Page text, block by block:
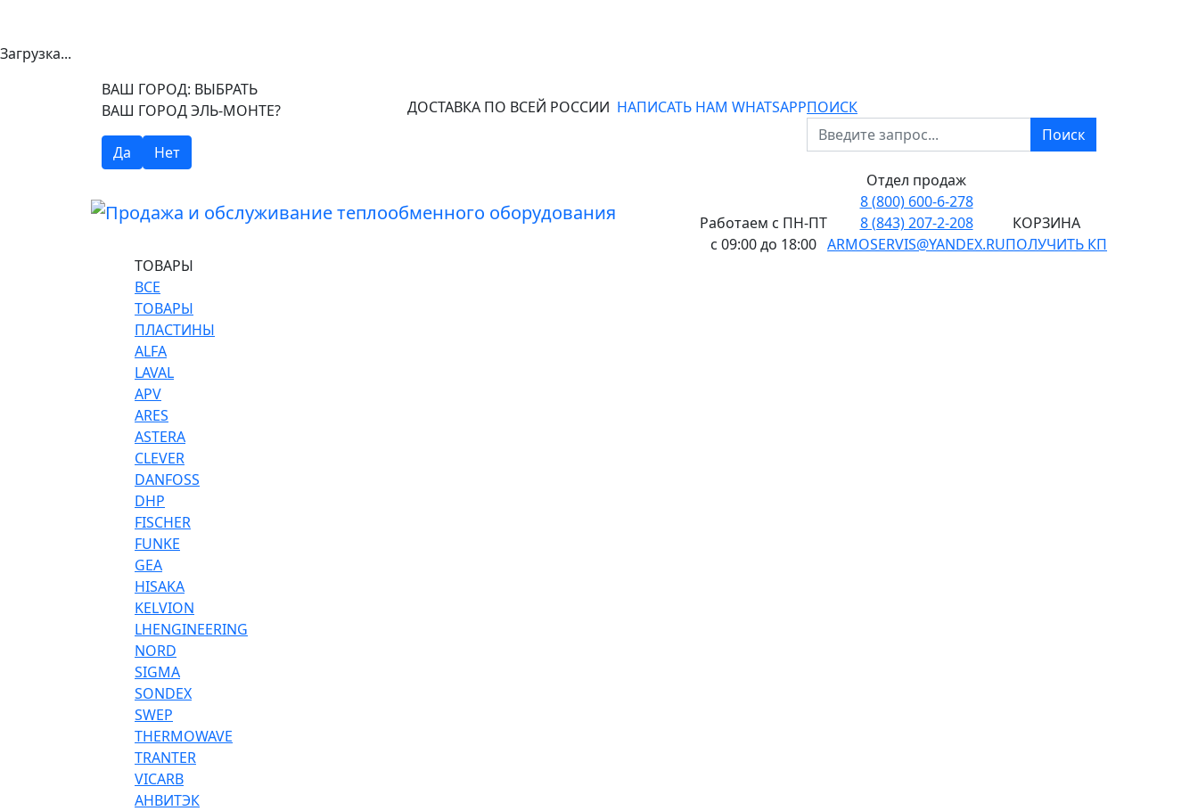
Загрузка...
ВАШ ГОРОД: ВЫБРАТЬ
ВАШ ГОРОД ЭЛЬ-МОНТЕ?
Да Нет
ДОСТАВКА ПО ВСЕЙ РОССИИ НАПИСАТЬ НАМ WHATSAPPПОИСК
Поиск
Работаем с ПН-ПТ
с 09:00 до 18:00
Отдел продаж
8 (800) 600-6-278
8 (843) 207-2-208
ARMOSERVIS@YANDEX.RU
КОРЗИНА
ПОЛУЧИТЬ КП
ТОВАРЫ
ВСЕ
ТОВАРЫ
ПЛАСТИНЫ
ALFA
LAVAL
APV
ARES
ASTERA
CLEVER
DANFOSS
DHP
FISCHER
FUNKE
GEA
HISAKA
KELVION
LHENGINEERING
NORD
SIGMA
SONDEX
SWEP
THERMOWAVE
TRANTER
VICARB
АНВИТЭК